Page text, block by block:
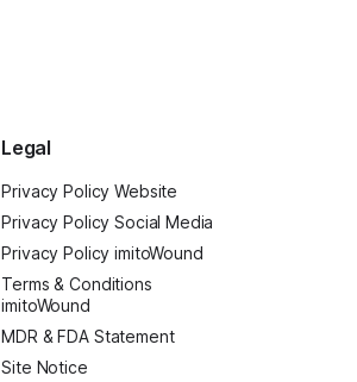
Legal
Privacy Policy Website
Privacy Policy Social Media
Privacy Policy imitoWound
Terms & Conditions
imitoWound
MDR & FDA Statement
Site Notice